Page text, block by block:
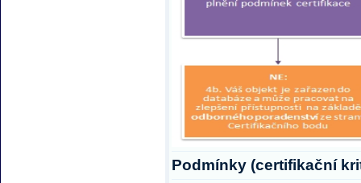
Podmínky (certifikační